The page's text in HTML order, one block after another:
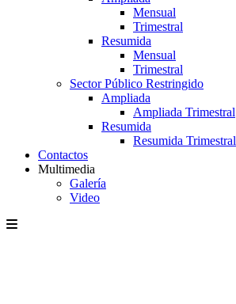
Mensual
Trimestral
Resumida
Mensual
Trimestral
Sector Público Restringido
Ampliada
Ampliada Trimestral
Resumida
Resumida Trimestral
Contactos
Multimedia
Galería
Video